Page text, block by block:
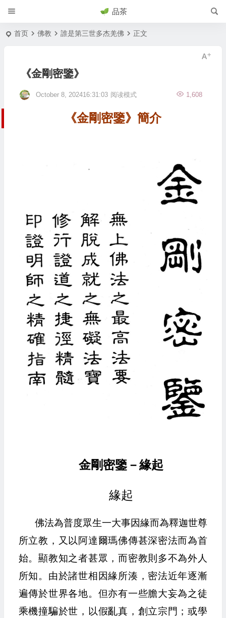
品茶
首页 佛教 誰是第三世多杰羌佛 正文
《金剛密鑒》
October 8, 202416:31:03 1,608
阅读模式
《金剛密鑒》簡介
金剛密鑒－緣起
緣起
佛法為普度眾生一大事因緣而為釋迦世尊
所立教，又以阿達爾瑪佛傳甚深密法而為首
始。顯教知之者甚眾，而密教則多不為外人
所知。由於諸世相因緣所湊，密法近年逐漸
遍傳於世界各地。但亦有一些膽大妄為之徒
乘機撞騙於世，以假亂真，創立宗門；或學